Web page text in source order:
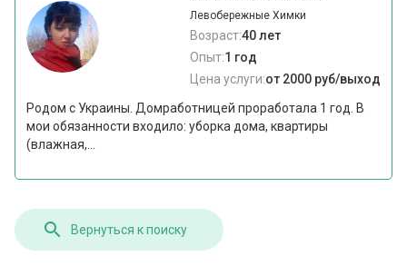
Левобережные Химки
Возраст:40 лет
Опыт:1 год
Цена услуги:от 2000 руб/выход
Родом с Украины. Домработницей проработала 1 год. В
мои обязанности входило: уборка дома, квартиры
(влажная,...
Вернуться к поиску